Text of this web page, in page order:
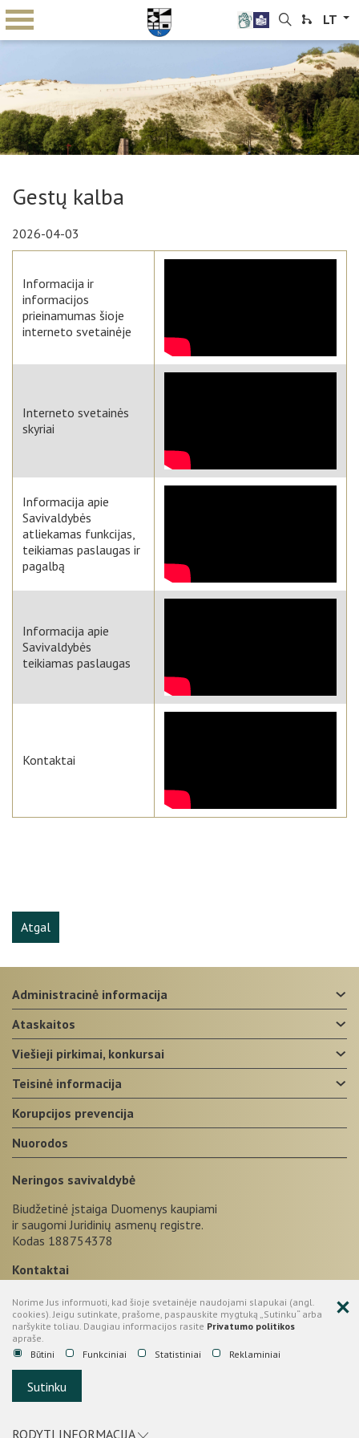
Gestų kalba
2026-04-03
Informacija ir
informacijos
prieinamumas šioje
interneto svetainėje
Interneto svetainės
skyriai
Informacija apie
Savivaldybės
atliekamas funkcijas,
teikiamas paslaugas ir
pagalbą
Informacija apie
Savivaldybės
teikiamas paslaugas
Kontaktai
Atgal
administracinė informacija
ataskaitos
viešieji pirkimai, konkursai
teisinė informacija
korupcijos prevencija
nuorodos
Neringos savivaldybė
Biudžetinė įstaiga Duomenys kaupiami
ir saugomi Juridinių asmenų registre.
Kodas 188754378
Kontaktai
+370 469 52665
Taikos g. 2, LT-93123, Neringa
administracija@neringa.lt
© 2026 Neringos savivaldybė.
Sprendimas:UAB "Fresh Media"
Norime Jus informuoti, kad šioje svetainėje naudojami slapukai (angl.
cookies). Jeigu sutinkate, prašome, paspauskite mygtuką „Sutinku“ arba
naršykite toliau. Daugiau informacijos rasite Privatumo politikos
apraše.
Būtini
Funkciniai Statistiniai Reklaminiai
Sutinku
RODYTI INFORMACIJĄ
LT